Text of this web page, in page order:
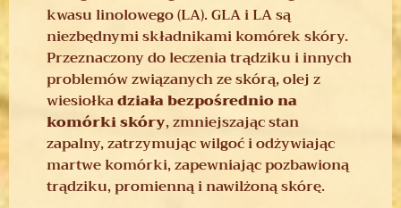
kwasu linolowego (LA). GLA i LA są
niezbędnymi składnikami komórek skóry.
Przeznaczony do leczenia trądziku i innych
problemów związanych ze skórą, olej z
wiesiołkadziała bezpośrednio na
komórki skóry, zmniejszając stan
zapalny, zatrzymując wilgoć i odżywiając
martwe komórki, zapewniając pozbawioną
trądziku, promienną i nawilżoną skórę.